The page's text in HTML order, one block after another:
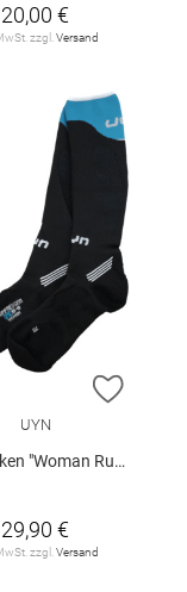
20,00 €
zzgl. Versand
HINZUFÜGEN
ZUR
UYN
Run Compression One"
29,90 €
zzgl.Versand